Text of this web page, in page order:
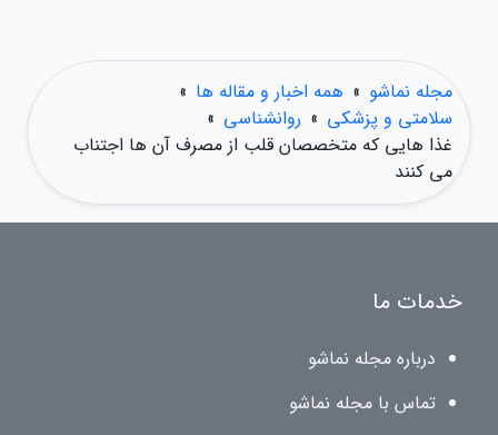
مجله نماشو » همه اخبار و مقاله ها »
سلامتی و پزشکی » روانشناسی »
غذا هایی که متخصصان قلب از مصرف آن ها اجتناب
می کنند
خدمات ما
درباره مجله نماشو
تماس با مجله نماشو